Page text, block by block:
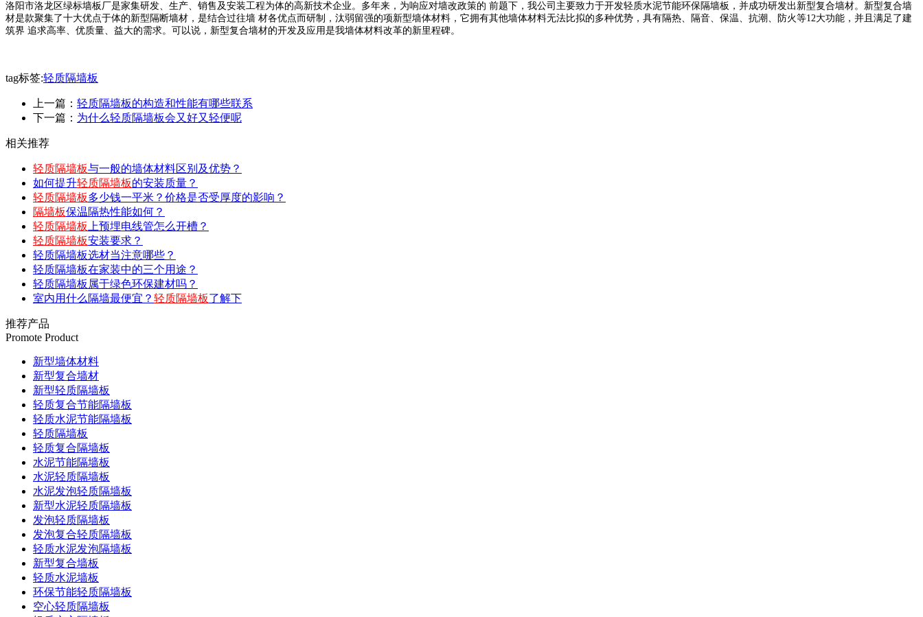
洛阳市洛龙区绿标墙板厂是家集研发、生产、销售及安装工程为体的高新技术企业。多年来，为响应对墙改政策的 前题下，我公司主要致力于开发轻质水泥节能环保隔墙板，并成功研发出新型复合墙材。新型复合墙
材是款聚集了十大优点于体的新型隔断墙材，是结合过往墙 材各优点而研制，汰弱留强的项新型墙体材料，它拥有其他墙体材料无法比拟的多种优势，具有隔热、隔音、保温、抗潮、防火等12大功能，并且满足了建
筑界 追求高率、优质量、益大的需求。可以说，新型复合墙材的开发及应用是我墙体材料改革的新里程碑。
tag标签:轻质隔墙板
上一篇： 轻质隔墙板的构造和性能有哪些联系
下一篇： 为什么轻质隔墙板会又好又轻便呢
相关推荐
轻质隔墙板与一般的墙体材料区别及优势？
如何提升轻质隔墙板的安装质量？
轻质隔墙板多少钱一平米？价格是否受厚度的影响？
隔墙板保温隔热性能如何？
轻质隔墙板 上预埋电线管怎么开槽？
轻质隔墙板安装要求？
轻质隔墙板选材当注意哪些？
轻质隔墙板在家装中的三个用途？
轻质隔墙板属于绿色环保建材吗？
室内用什么隔墙最便宜？ 轻质隔墙板了解下
推荐产品
Promote Product
新型墙体材料
新型复合墙材
新型轻质隔墙板
轻质复合节能隔墙板
轻质水泥节能隔墙板
轻质隔墙板
轻质复合隔墙板
水泥节能隔墙板
水泥轻质隔墙板
水泥发泡轻质隔墙板
新型水泥轻质隔墙板
发泡轻质隔墙板
发泡复合轻质隔墙板
轻质水泥发泡隔墙板
新型复合墙板
轻质水泥墙板
环保节能轻质隔墙板
空心轻质隔墙板